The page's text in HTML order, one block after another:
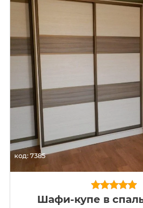
код: 7385
Шафи-купе в